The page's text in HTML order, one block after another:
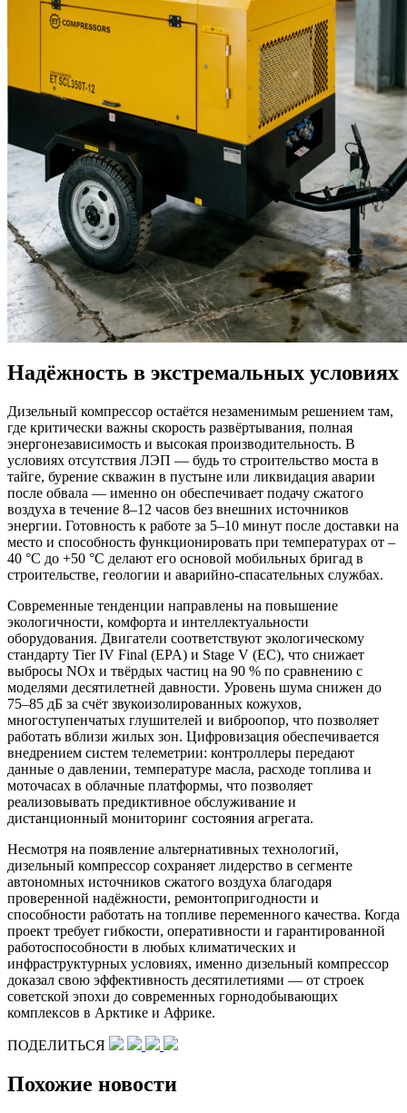
Надёжность в экстремальных условиях
Дизельный компрессор остаётся незаменимым решением там,
где критически важны скорость развёртывания, полная
энергонезависимость и высокая производительность. В
условиях отсутствия ЛЭП — будь то строительство моста в
тайге, бурение скважин в пустыне или ликвидация аварии
после обвала — именно он обеспечивает подачу сжатого
воздуха в течение 8–12 часов без внешних источников
энергии. Готовность к работе за 5–10 минут после доставки на
место и способность функционировать при температурах от –
40 °C до +50 °C делают его основой мобильных бригад в
строительстве, геологии и аварийно-спасательных службах.
Современные тенденции направлены на повышение
экологичности, комфорта и интеллектуальности
оборудования. Двигатели соответствуют экологическому
стандарту Tier IV Final (EPA) и Stage V (ЕС), что снижает
выбросы NOx и твёрдых частиц на 90 % по сравнению с
моделями десятилетней давности. Уровень шума снижен до
75–85 дБ за счёт звукоизолированных кожухов,
многоступенчатых глушителей и виброопор, что позволяет
работать вблизи жилых зон. Цифровизация обеспечивается
внедрением систем телеметрии: контроллеры передают
данные о давлении, температуре масла, расходе топлива и
моточасах в облачные платформы, что позволяет
реализовывать предиктивное обслуживание и
дистанционный мониторинг состояния агрегата.
Несмотря на появление альтернативных технологий,
дизельный компрессор сохраняет лидерство в сегменте
автономных источников сжатого воздуха благодаря
проверенной надёжности, ремонтопригодности и
способности работать на топливе переменного качества. Когда
проект требует гибкости, оперативности и гарантированной
работоспособности в любых климатических и
инфраструктурных условиях, именно дизельный компрессор
доказал свою эффективность десятилетиями — от строек
советской эпохи до современных горнодобывающих
комплексов в Арктике и Африке.
ПОДЕЛИТЬСЯ
Похожие новости